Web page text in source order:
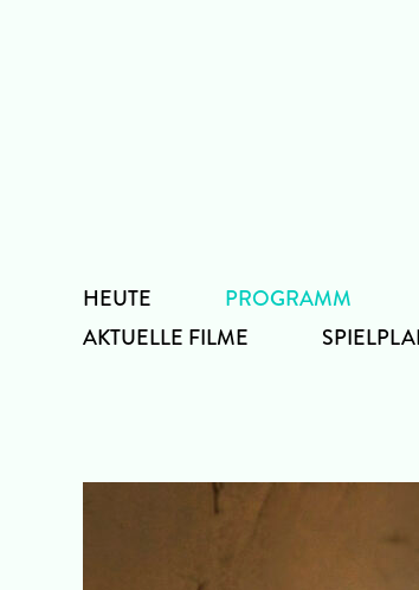
HEUTE
PROGRAMM
AKTUELLE FILME